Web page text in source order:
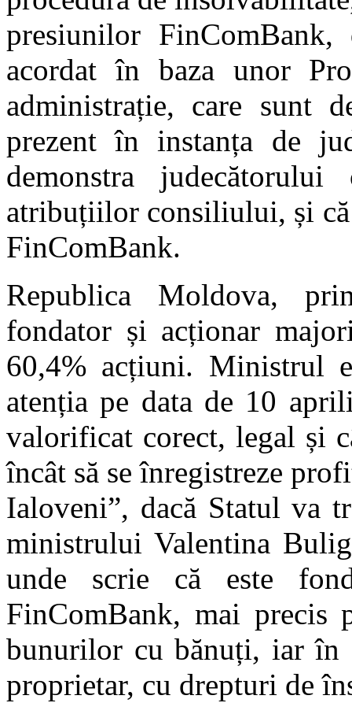
presiunilor
acordat în baza unor
administrație, care sunt
prezent în instanța de
demonstra
atribuțiilor consiliului, și că
FinComBank.
Republica Moldova,
fondator și acționar
60,4% acțiuni. Ministrul
atenția pe data de 10
valorificat corect, legal și
încât să se înregistreze
Ialoveni”, dacă Statul va
ministrului Valentina
unde scrie că este
FinComBank, mai precis
bunurilor cu bănuți, iar în
proprietar, cu drepturi de